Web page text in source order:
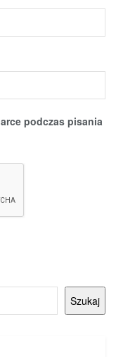
podczas pisania
Szukaj